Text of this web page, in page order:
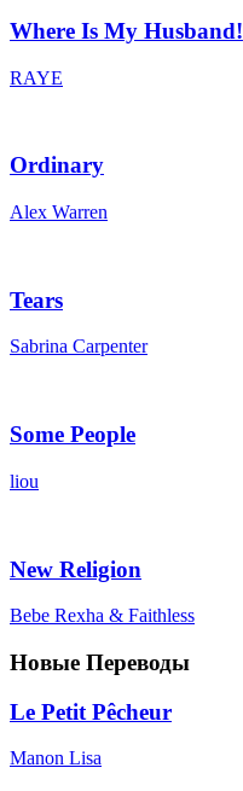
Where Is My Husband!
RAYE
Ordinary
Alex Warren
Tears
Sabrina Carpenter
Some People
liou
New Religion
Bebe Rexha & Faithless
Новые Переводы
Le Petit Pêcheur
Manon Lisa